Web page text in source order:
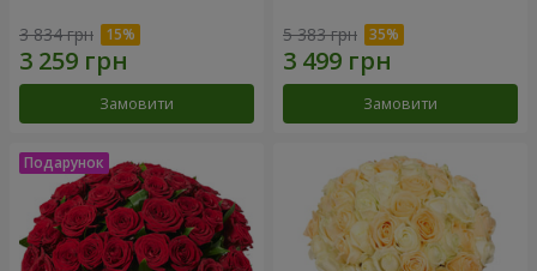
3 834 грн
Замовити
5 383 грн
Замовити